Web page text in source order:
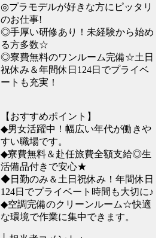
◎プラモデルが好きな方にピッタリ
のお仕事!
◎手厚い研修あり！未経験から始め
る方多数☆
◎寮費無料のワンルーム完備☆土日
祝休み＆年間休日124日でプライベ
ートも充実！
【おすすめポイント】
◆男女活躍中！幅広い年代が働きや
すい職場です。
◆寮費無料＆赴任旅費全額支給◎生
活備品付きで安心★
◆日勤のみ＆土日祝休み！年間休日
124日でプライベート時間も大切に♪
◆空調完備のクリーンルーム☆快適
な環境で作業に集中できます。